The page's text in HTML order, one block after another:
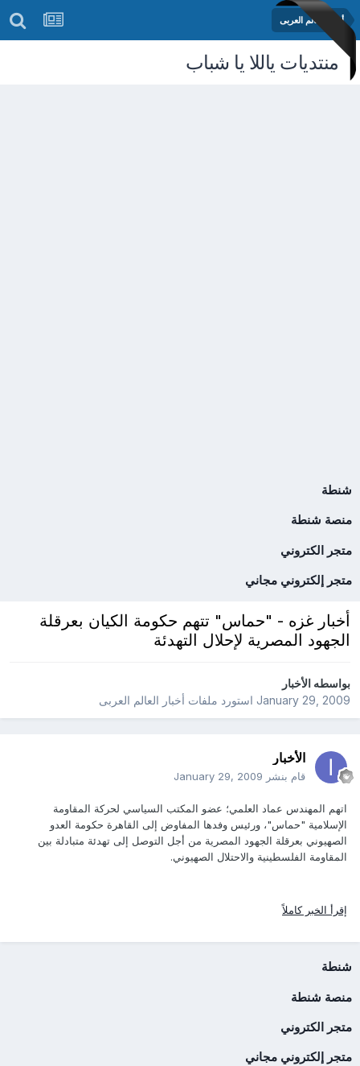
أخبار العالم العربى
منتديات ياللا يا شباب
شنطة
منصة شنطة
متجر الكتروني
متجر إلكتروني مجاني
أخبار غزه - "حماس" تتهم حكومة الكيان بعرقلة
الجهود المصرية لإحلال التهدئة
بواسطهالأخبار
January 29, 2009استورد ملفات أخبار العالم العربى
الأخبار
قام بنشر January 29, 2009
اتهم المهندس عماد العلمي؛ عضو المكتب السياسي لحركة المقاومة
الإسلامية "حماس"، ورئيس وفدها المفاوض إلى القاهرة حكومة العدو
الصهيوني بعرقلة الجهود المصرية من أجل التوصل إلى تهدئة متبادلة بين
المقاومة الفلسطينية والاحتلال الصهيوني.
إقرأ الخبر كاملاً
شنطة
منصة شنطة
متجر الكتروني
متجر إلكتروني مجاني